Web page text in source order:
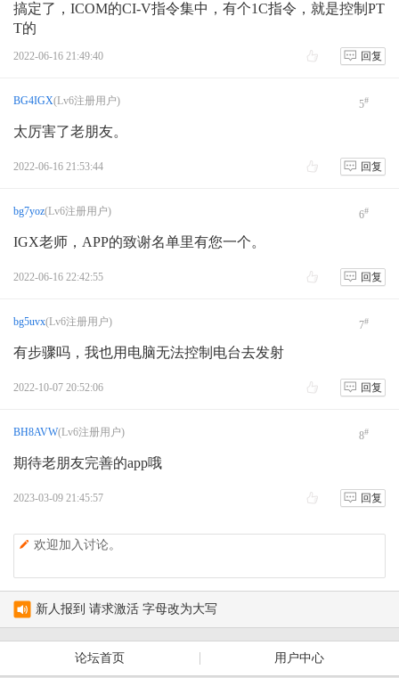
搞定了，ICOM的CI-V指令集中，有个1C指令，就是控制PT
T的
2022-06-16 21:49:40 回复
BG4IGX(Lv6注册用户) 5#
太厉害了老朋友。
2022-06-16 21:53:44 回复
bg7yoz(Lv6注册用户) 6#
IGX老师，APP的致谢名单里有您一个。
2022-06-16 22:42:55 回复
bg5uvx(Lv6注册用户) 7#
有步骤吗，我也用电脑无法控制电台去发射
2022-10-07 20:52:06 回复
BH8AVW(Lv6注册用户) 8#
期待老朋友完善的app哦
2023-03-09 21:45:57 回复
欢迎加入讨论。
新人报到 请求激活 字母改为大写
test
论坛首页 用户中心